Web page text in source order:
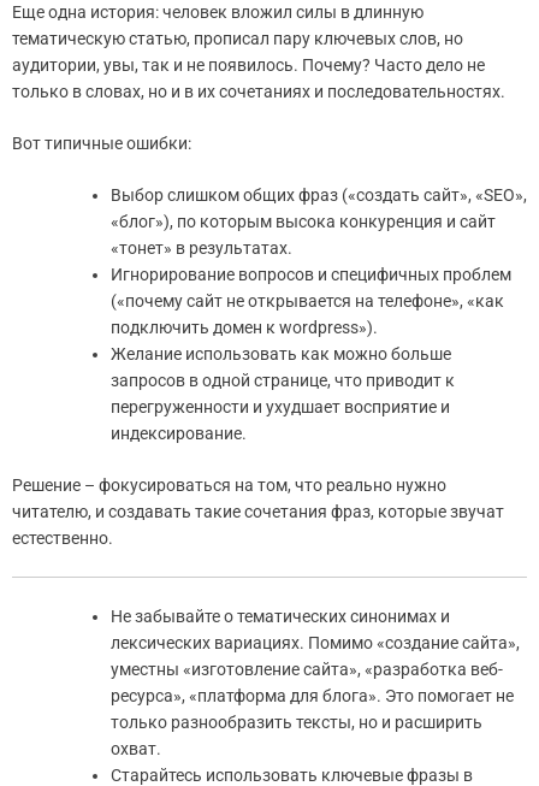
Еще одна история: человек вложил силы в длинную
тематическую статью, прописал пару ключевых слов, но
аудитории, увы, так и не появилось. Почему? Часто дело не
только в словах, но и в их сочетаниях и последовательностях.
Вот типичные ошибки:
Выбор слишком общих фраз («создать сайт», «SEO»,
«блог»), по которым высока конкуренция и сайт
«тонет» в результатах.
Игнорирование вопросов и специфичных проблем
(«почему сайт не открывается на телефоне», «как
подключить домен к wordpress»).
Желание использовать как можно больше
запросов в одной странице, что приводит к
перегруженности и ухудшает восприятие и
индексирование.
Решение – фокусироваться на том, что реально нужно
читателю, и создавать такие сочетания фраз, которые звучат
естественно.
Не забывайте о тематических синонимах и
лексических вариациях. Помимо «создание сайта»,
уместны «изготовление сайта», «разработка веб-
ресурса», «платформа для блога». Это помогает не
только разнообразить тексты, но и расширить
охват.
Старайтесь использовать ключевые фразы в